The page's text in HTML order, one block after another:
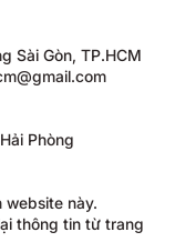
Sài Gòn, TP.HCM
Phòng
này.
thông tin từ trang